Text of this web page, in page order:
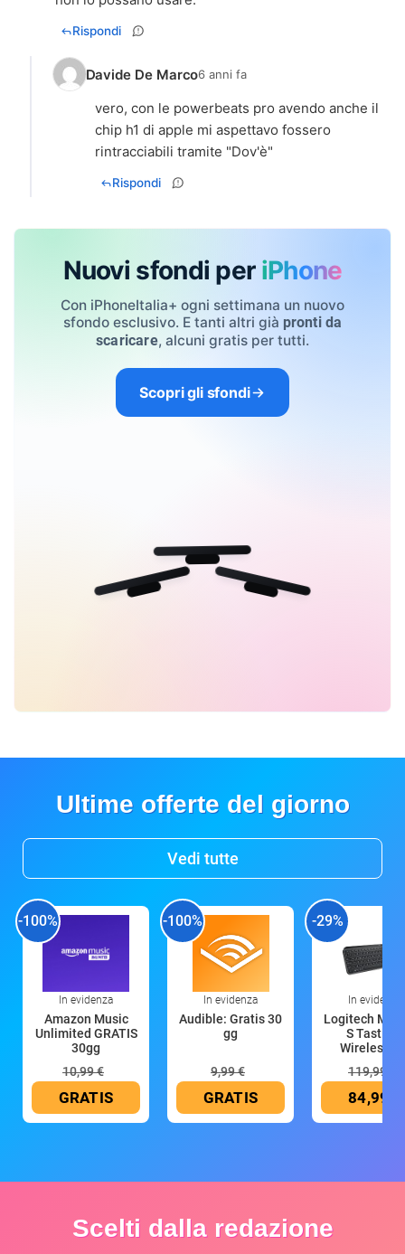
Rispondi
Davide De Marco6 anni fa
vero, con le powerbeats pro avendo anche il
chip h1 di apple mi aspettavo fossero
rintracciabili tramite "Dov'è"
Rispondi
Nuovi sfondi per iPhone
Con iPhoneItalia+ ogni settimana un nuovo
sfondo esclusivo. E tanti altri già pronti da
scaricare, alcuni gratis per tutti.
Scopri gli sfondi
Ultime offerte del giorno
Vedi tutte
-100%
In evidenza
Amazon Music
Unlimited GRATIS
30gg
10,99 €
GRATIS
-100%
In evidenza
Audible: Gratis 30
gg
9,99 €
GRATIS
-29%
In evidenza
Logitech MX
S Tastiera
Wireless
119,99 €
84,99 €
Scelti dalla redazione